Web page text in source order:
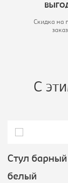
Скидка на
заказ
С
Стул
белый